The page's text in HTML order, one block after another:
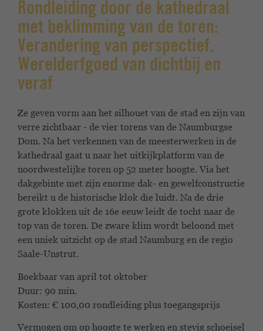
Rondleiding door de kathedraal
met beklimming van de toren:
Verandering van perspectief.
Werelderfgoed van dichtbij en
veraf
Ze geven vorm aan het silhouet van de stad en zijn van
verre zichtbaar - de vier torens van de Naumburgse
Dom. Na het verkennen van de meesterwerken in de
kathedraal gaat u naar het uitkijkplatform van de
noordwestelijke toren op 52 meter hoogte. Via het
dakgebinte met zijn enorme dak- en gewelfconstructie
bereikt u de historische klok die luidt. Na de drie
grote klokken uit de 16e eeuw leidt de tocht naar de
top van de toren. De zware klim wordt beloond met
een uniek uitzicht op de stad Naumburg en de regio
Saale-Unstrut.
Boekbaar van april tot oktober
Duur: 90 min.
Kosten: € 100,00 rondleiding plus toegangsprijs
Vermogen om op hoogte te werken en stevig schoeisel